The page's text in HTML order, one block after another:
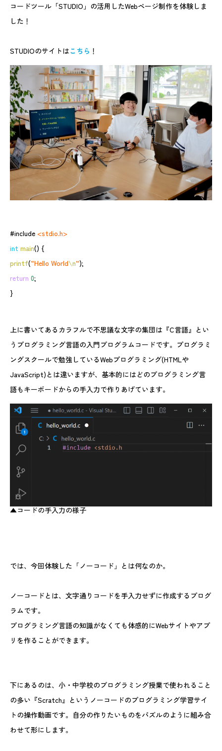
コードツール「STUDIO」の活用したWebページ制作を体験しま
した！
STUDIOのサイトはこちら ！
#include <stdio.h>
int main() {
printf(“Hello World\n“);
return 0;
}
上に書いてあるカラフルで不思議な文字の集団は『C言語』とい
うプログラミング言語の入門プログラムコードです。プログラミ
ングスクールで勉強しているWebプログラミング(HTMLや
JavaScript)とは違いますが、基本的にはどのプログラミング言
語もキーボードからの手入力で作りあげています。
▲コードの手入力の様子
では、今回体験した「ノーコード」とは何なのか。
ノーコードとは、文字通りコードを手入力せずに作成するプログ
ラムです。
プログラミング言語の知識がなくても体感的にWebサイトやアプ
リを作ることができます。
下にあるのは、小・中学校のプログラミング授業で使われること
の多い『Scratch』というノーコードのプログラミング学習サイ
トの操作動画です。自分の作りたいものをパズルのように組み合
わせて形にします。